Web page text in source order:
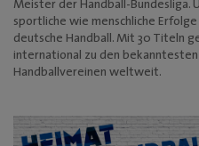
BUSINESS & PARTNER
Dabei sein
Meister der Handball-Bundesliga.
sportliche wie menschliche
deutsche Handball. Mit 30 Titeln
international zu den
Handballvereinen weltweit.